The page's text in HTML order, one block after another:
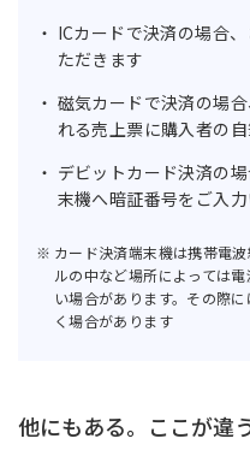
ICカードで決済の場合
ただきます
磁気カードで決済の場
れる売上票に購入者の
デビットカード決済の
末機へ暗証番号をご入
カード決済端末機は携帯電
ルの中など場所によっては
い場合があります。その際
く場合があります
他にもある。 ここが違